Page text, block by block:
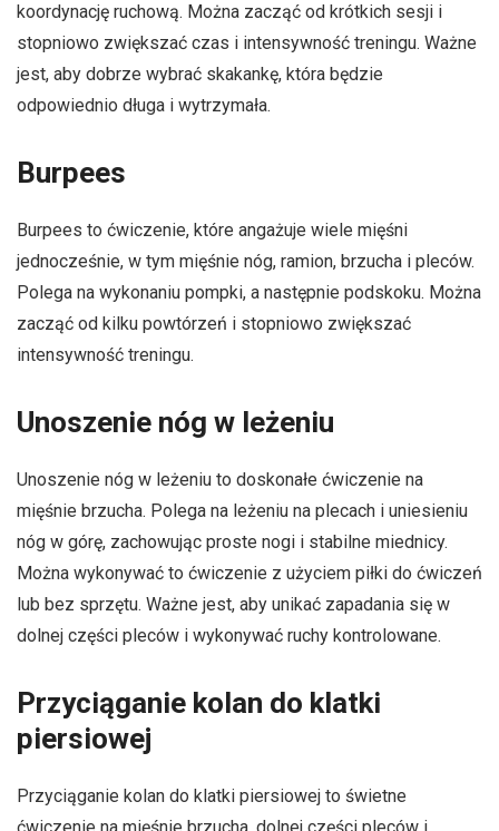
koordynację ruchową. Można zacząć od krótkich sesji i
stopniowo zwiększać czas i intensywność treningu. Ważne
jest, aby dobrze wybrać skakankę, która będzie
odpowiednio długa i wytrzymała.
Burpees
Burpees to ćwiczenie, które angażuje wiele mięśni
jednocześnie, w tym mięśnie nóg, ramion, brzucha i pleców.
Polega na wykonaniu pompki, a następnie podskoku. Można
zacząć od kilku powtórzeń i stopniowo zwiększać
intensywność treningu.
Unoszenie nóg w leżeniu
Unoszenie nóg w leżeniu to doskonałe ćwiczenie na
mięśnie brzucha. Polega na leżeniu na plecach i uniesieniu
nóg w górę, zachowując proste nogi i stabilne miednicy.
Można wykonywać to ćwiczenie z użyciem piłki do ćwiczeń
lub bez sprzętu. Ważne jest, aby unikać zapadania się w
dolnej części pleców i wykonywać ruchy kontrolowane.
Przyciąganie kolan do klatki
piersiowej
Przyciąganie kolan do klatki piersiowej to świetne